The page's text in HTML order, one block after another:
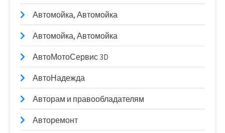
Автомойка, Автомойка
Автомойка, Автомойка
АвтоМотоСервис 3D
АвтоНадежда
Авторам и правообладателям
Авторемонт